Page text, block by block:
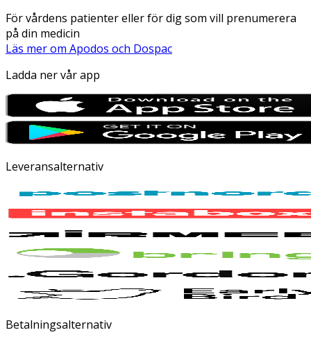
För vårdens patienter eller för dig som vill prenumerera
på din medicin
Läs mer om Apodos och Dospac
Ladda ner vår app
Leveransalternativ
Betalningsalternativ